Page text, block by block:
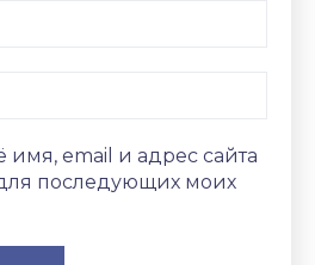
имя, email и адрес сайта
последующих моих